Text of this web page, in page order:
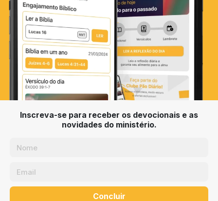
Inscreva-se para receber os devocionais e as
novidades do ministério.
Concluir